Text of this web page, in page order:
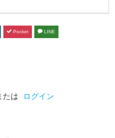
Pocket LINE
たは ログイン